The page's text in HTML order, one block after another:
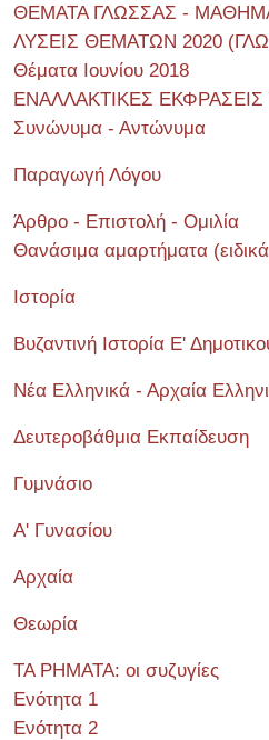
ΘΕΜΑΤΑ ΓΛΩΣΣΑΣ -
ΛΥΣΕΙΣ ΘΕΜΑΤΩΝ 2020
Θέματα Ιουνίου 2018
ΕΝΑΛΛΑΚΤΙΚΕΣ
Συνώνυμα - Αντώνυμα
Παραγωγή Λόγου
Άρθρο - Επιστολή - Ομιλία
Θανάσιμα αμαρτήματα (ειδικά
Ιστορία
Βυζαντινή Ιστορία Ε'
Νέα Ελληνικά - Αρχαία
Δευτεροβάθμια Εκπαίδευση
Γυμνάσιο
Α' Γυνασίου
Αρχαία
Θεωρία
ΤΑ ΡΗΜΑΤΑ: οι συζυγίες
Ενότητα 1
Ενότητα 2